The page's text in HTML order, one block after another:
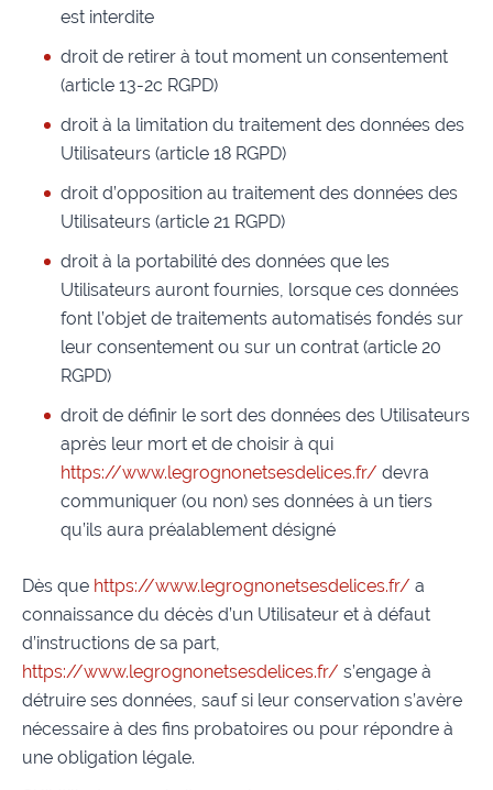
est interdite
droit de retirer à tout moment un consentement
(article 13-2c RGPD)
droit à la limitation du traitement des données des
Utilisateurs (article 18 RGPD)
droit d’opposition au traitement des données des
Utilisateurs (article 21 RGPD)
droit à la portabilité des données que les
Utilisateurs auront fournies, lorsque ces données
font l’objet de traitements automatisés fondés sur
leur consentement ou sur un contrat (article 20
RGPD)
droit de définir le sort des données des Utilisateurs
après leur mort et de choisir à qui
https://www.legrognonetsesdelices.fr/ devra
communiquer (ou non) ses données à un tiers
qu’ils aura préalablement désigné
Dès que https://www.legrognonetsesdelices.fr/ a
connaissance du décès d’un Utilisateur et à défaut
d’instructions de sa part,
https://www.legrognonetsesdelices.fr/ s’engage à
détruire ses données, sauf si leur conservation s’avère
nécessaire à des fins probatoires ou pour répondre à
une obligation légale.